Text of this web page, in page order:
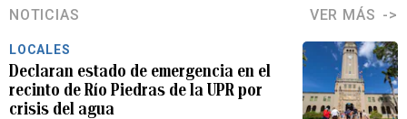
NOTICIAS VER MÁS
LOCALES
Declaran estado de emergencia en el
recinto de Río Piedras de la UPR por
crisis del agua